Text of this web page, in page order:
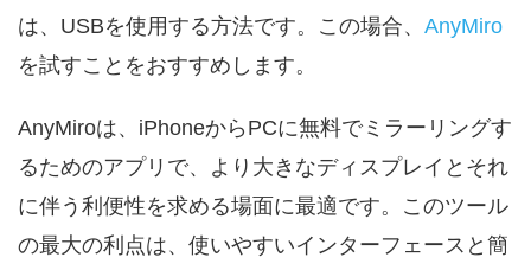
は、USBを使用する方法です。この場合、 AnyMiro
を試すことをおすすめします。
AnyMiroは、iPhoneからPCに無料でミラーリングす
るためのアプリで、より大きなディスプレイとそれ
に伴う利便性を求める場面に最適です。このツール
の最大の利点は、使いやすいインターフェースと簡